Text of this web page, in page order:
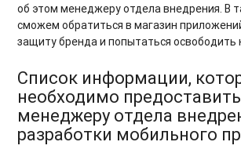
об этом менеджеру отдела внедрения. В
сможем обратиться в магазин
защиту бренда и попытаться освободить
Список информации,
необходимо предоставить
менеджеру отдела
разработки мобильного